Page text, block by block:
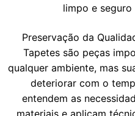
limpo e seguro
Preservação da
Tapetes são peças
qualquer ambiente, mas
deteriorar com o
entendem as
materiais e aplicam